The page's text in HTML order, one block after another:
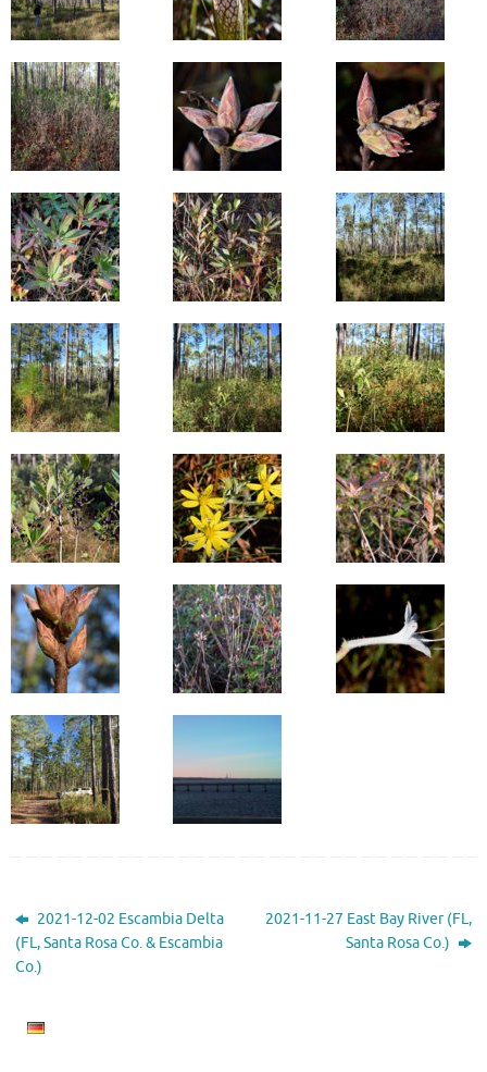
2021-12-02 Escambia Delta
(FL, Santa Rosa Co. & Escambia
Co.)
2021-11-27 East Bay River (FL,
Santa Rosa Co.)